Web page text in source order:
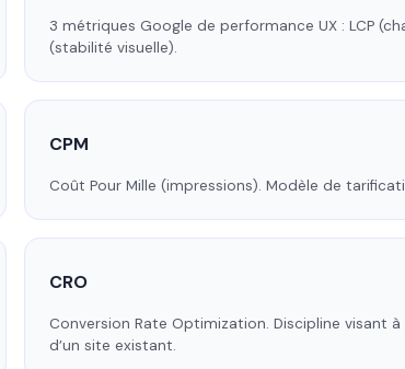
3 métriques Google de performance UX : LCP
(stabilité visuelle).
CPM
Coût Pour Mille (impressions). Modèle de
CRO
Conversion Rate Optimization. Discipline visant
d’un site existant.